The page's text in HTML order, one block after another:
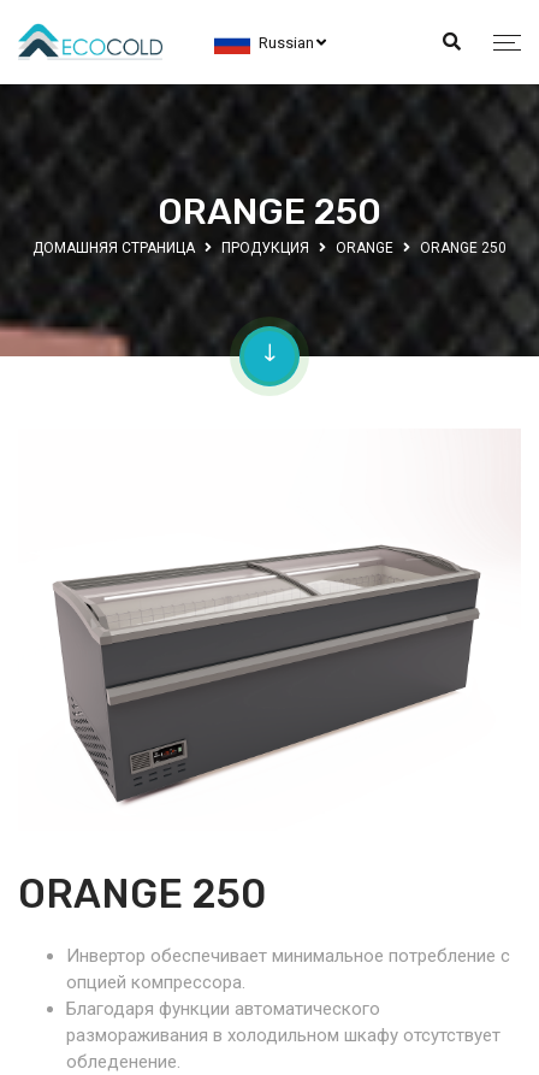
Russian
ORANGE 250
ДОМАШНЯЯ СТРАНИЦА ПРОДУКЦИЯ ORANGE ORANGE 250
ORANGE 250
Инвертор обеспечивает минимальное потребление с
опцией компрессора.
Благодаря функции автоматического
размораживания в холодильном шкафу отсутствует
обледенение.